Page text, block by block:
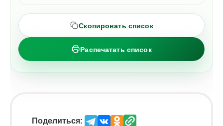
Скопировать список
Распечатать список
Поделиться: